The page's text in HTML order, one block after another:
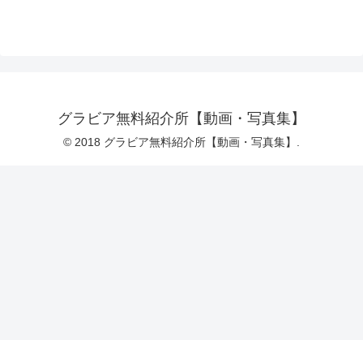
グラビア無料紹介所【動画・写真集】
© 2018 グラビア無料紹介所【動画・写真集】.